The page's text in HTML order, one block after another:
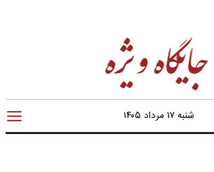
شنبه ۱۷ مرداد ۱۴۰۵